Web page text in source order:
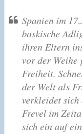
Spanien im
baskische
ihren Eltern
vor der
Freiheit.
der Welt als
verkleidet
Frevel im
sich ein auf